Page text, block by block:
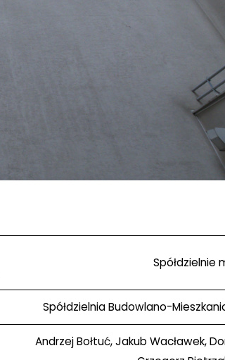
Spółdzielnie
Spółdzielnia Budowlano-
Andrzej Bołtuć, Jakub Wacławek,